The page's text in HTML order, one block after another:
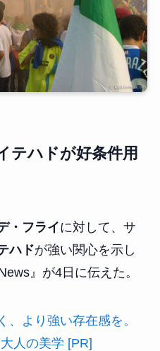
テハドが好条件用
・フライに対して、サ
ハドが強い関心を示し
』が4日に伝えた。
、より強い存在感を。
人の美学 [PR]